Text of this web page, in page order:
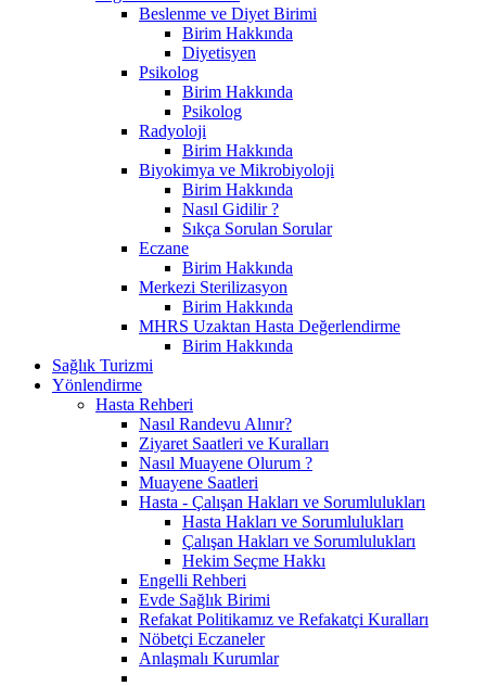
Beslenme ve Diyet Birimi
Birim Hakkında
Diyetisyen
Psikolog
Birim Hakkında
Psikolog
Radyoloji
Birim Hakkında
Biyokimya ve Mikrobiyoloji
Birim Hakkında
Nasıl Gidilir ?
Sıkça Sorulan Sorular
Eczane
Birim Hakkında
Merkezi Sterilizasyon
Birim Hakkında
MHRS Uzaktan Hasta Değerlendirme
Birim Hakkında
Sağlık Turizmi
Yönlendirme
Hasta Rehberi
Nasıl Randevu Alınır?
Ziyaret Saatleri ve Kuralları
Nasıl Muayene Olurum ?
Muayene Saatleri
Hasta - Çalışan Hakları ve Sorumlulukları
Hasta Hakları ve Sorumlulukları
Çalışan Hakları ve Sorumlulukları
Hekim Seçme Hakkı
Engelli Rehberi
Evde Sağlık Birimi
Refakat Politikamız ve Refakatçi Kuralları
Nöbetçi Eczaneler
Anlaşmalı Kurumlar